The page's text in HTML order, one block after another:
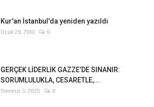
Kur'an İstanbul'da yeniden yazıldı
Ocak 29, 2010 0
GERÇEK LİDERLİK GAZZE’DE SINANIR:
SORUMLULUKLA, CESARETLE,...
Temmuz 3, 2025 0